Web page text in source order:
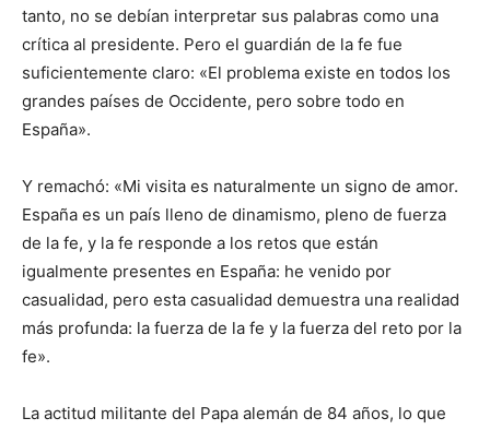
tanto, no se debían interpretar sus palabras como una
crítica al presidente. Pero el guardián de la fe fue
suficientemente claro: «El problema existe en todos los
grandes países de Occidente, pero sobre todo en
España».
Y remachó: «Mi visita es naturalmente un signo de amor.
España es un país lleno de dinamismo, pleno de fuerza
de la fe, y la fe responde a los retos que están
igualmente presentes en España: he venido por
casualidad, pero esta casualidad demuestra una realidad
más profunda: la fuerza de la fe y la fuerza del reto por la
fe».
La actitud militante del Papa alemán de 84 años, lo que